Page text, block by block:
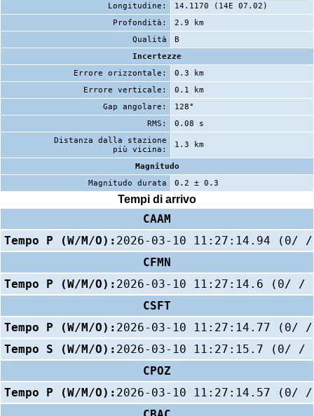
Longitudine:
14.1170 (14E 07.02)
Profondità:
2.9 km
Qualità
B
Incertezze
Errore orizzontale:
0.3 km
Errore verticale:
0.1 km
Gap angolare:
128°
RMS:
0.08 s
Distanza dalla stazione
più vicina:
1.3 km
Magnitudo
Magnitudo durata
0.2 ± 0.3
Tempi di arrivo
CAAM
Tempo P (W/M/O): 2026-03-10 11:27:14.94 (0/
CFMN
Tempo P (W/M/O): 2026-03-10 11:27:14.6 (0/ /
CSFT
Tempo P (W/M/O): 2026-03-10 11:27:14.77 (0/
Tempo S (W/M/O): 2026-03-10 11:27:15.7 (0/ /
CPOZ
Tempo P (W/M/O): 2026-03-10 11:27:14.57 (0/